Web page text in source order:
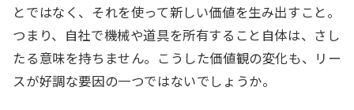
とではなく、それを使って新しい価値を生み出すこと。
つまり、自社で機械や道具を所有すること自体は、さし
たる意味を持ちません。こうした価値観の変化も、リー
スが好調な要因の一つではないでしょうか。